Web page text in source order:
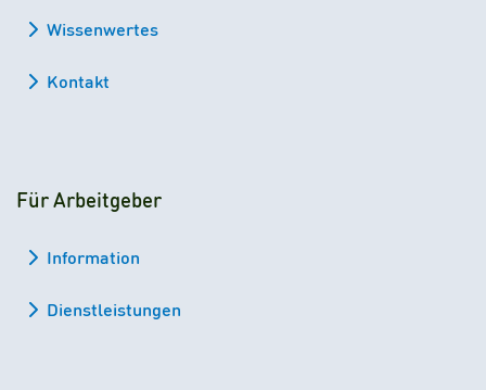
Wissenwertes
Kontakt
Für Arbeitgeber
Information
Dienstleistungen